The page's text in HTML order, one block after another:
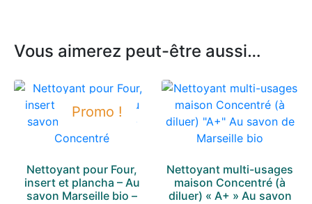
Vous aimerez peut-être aussi…
Promo !
Nettoyant pour Four,
insert et plancha – Au
savon Marseille bio –
Nettoyant multi-usages
maison Concentré (à
diluer) « A+ » Au savon